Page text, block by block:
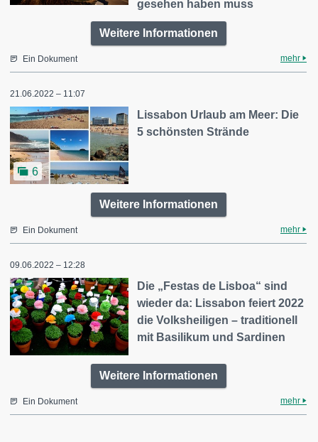
gesehen haben muss
Weitere Informationen
Ein Dokument mehr
21.06.2022 – 11:07
6
Lissabon Urlaub am Meer: Die
5 schönsten Strände
Weitere Informationen
Ein Dokument mehr
09.06.2022 – 12:28
Die „Festas de Lisboa“ sind
wieder da: Lissabon feiert 2022
die Volksheiligen – traditionell
mit Basilikum und Sardinen
Weitere Informationen
Ein Dokument mehr